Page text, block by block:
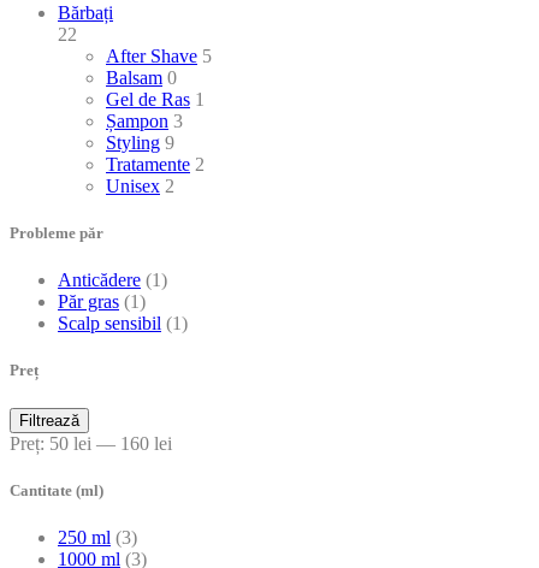
Bărbați
22
After Shave 5
Balsam 0
Gel de Ras 1
Șampon 3
Styling 9
Tratamente 2
Unisex 2
Probleme păr
Anticădere (1)
Păr gras (1)
Scalp sensibil (1)
Preț
Filtrează
Preț: 50 lei — 160 lei
Cantitate (ml)
250 ml (3)
1000 ml (3)